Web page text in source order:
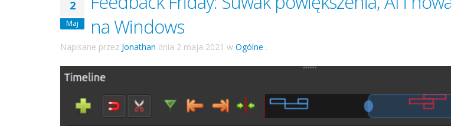
2
Maj
na Windows
Napisane przez Jonathan dnia 2 maja 2021 w Ogólne .